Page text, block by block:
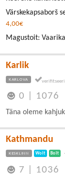
Värskekapsaborš
4,00€
Magustoit:
Karlik
KARLOVA
0 1076
Täna oleme
Kathmandu
KESKLINN Wolt Bolt
7 1036